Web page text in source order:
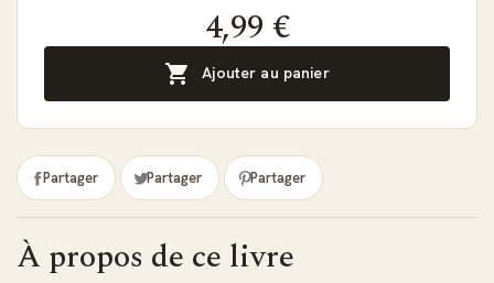
4,99 €
 Ajouter au panier
Partager Partager Partager
À propos de ce livre